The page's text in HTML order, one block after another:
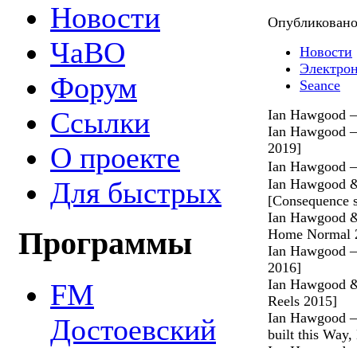
Новости
ЧаВО
Форум
Ссылки
О проекте
Для быстрых
Программы
FM
Достоевский
Новости
Seance
Ian Hawgood
Ian Hawgood
2019]
Ian Hawgood
Ian Hawgood
[Consequence
Ian Hawgood
Home Normal
Ian Hawgood
2016]
Ian Hawgood
Reels 2015]
Ian Hawgood
built this Way,